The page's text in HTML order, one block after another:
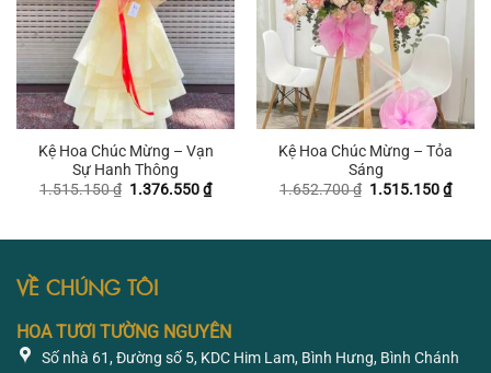
Kệ Hoa Chúc Mừng – Vạn
Sự Hanh Thông
1.515.150₫ Giá
1.376.550₫Giá
hiện
1.376.550 ₫.
Kệ Hoa Chúc Mừng – Tỏa
Sáng
1.652.700₫ Giá
1.515.150₫Giá
hiện
VỀ CHÚNG TÔI
HOA TƯƠI TƯỜNG NGUYÊN
Số nhà 61, Đường số 5, KDC Him Lam, Bình Hưng, Bình Chánh